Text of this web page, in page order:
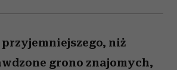
przyjemniejszego, niż
grono znajomych,